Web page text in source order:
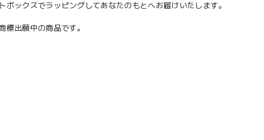
ックスでラッピングしてあなたのもとへお届けいたします。
標出願中の商品です。